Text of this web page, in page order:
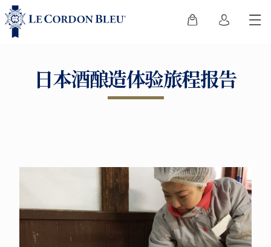
日本酒酿造体验旅程报告